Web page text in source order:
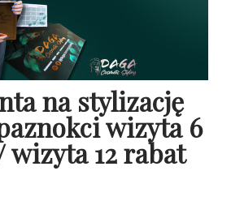
na stylizację
wizyta 6
wizyta 12 rabat